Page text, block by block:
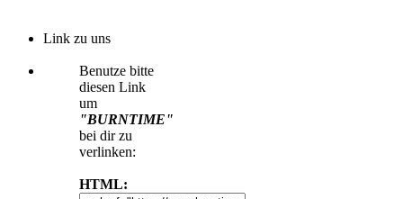
Link zu uns
Benutze bitte
diesen Link
um
"BURNTIME"
bei dir zu
verlinken:
HTML: